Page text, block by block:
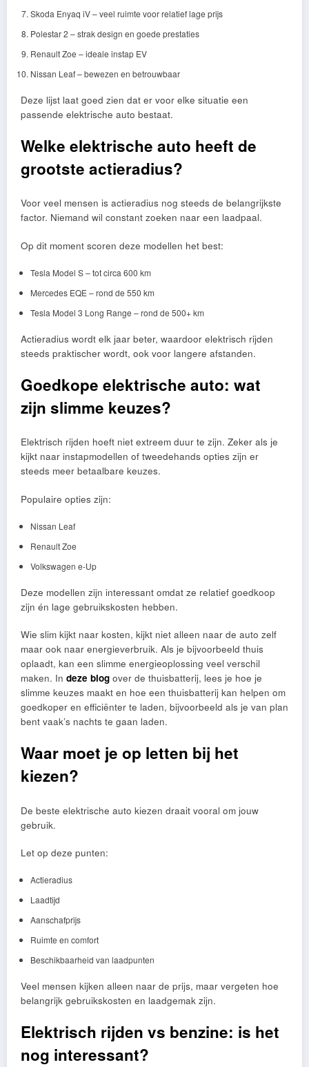
Skoda Enyaq iV – veel ruimte voor relatief lage prijs
Polestar 2 – strak design en goede prestaties
Renault Zoe – ideale instap EV
Nissan Leaf – bewezen en betrouwbaar
Deze lijst laat goed zien dat er voor elke situatie een
passende elektrische auto bestaat.
Welke elektrische auto heeft de
grootste actieradius?
Voor veel mensen is actieradius nog steeds de belangrijkste
factor. Niemand wil constant zoeken naar een laadpaal.
Op dit moment scoren deze modellen het best:
Tesla Model S – tot circa 600 km
Mercedes EQE – rond de 550 km
Tesla Model 3 Long Range – rond de 500+ km
Actieradius wordt elk jaar beter, waardoor elektrisch rijden
steeds praktischer wordt, ook voor langere afstanden.
Goedkope elektrische auto: wat
zijn slimme keuzes?
Elektrisch rijden hoeft niet extreem duur te zijn. Zeker als je
kijkt naar instapmodellen of tweedehands opties zijn er
steeds meer betaalbare keuzes.
Populaire opties zijn:
Nissan Leaf
Renault Zoe
Volkswagen e-Up
Deze modellen zijn interessant omdat ze relatief goedkoop
zijn én lage gebruikskosten hebben.
Wie slim kijkt naar kosten, kijkt niet alleen naar de auto zelf
maar ook naar energieverbruik. Als je bijvoorbeeld thuis
oplaadt, kan een slimme energieoplossing veel verschil
maken. In deze blog over de thuisbatterij, lees je hoe je
slimme keuzes maakt en hoe een thuisbatterij kan helpen om
goedkoper en efficiënter te laden, bijvoorbeeld als je van plan
bent vaak’s nachts te gaan laden.
Waar moet je op letten bij het
kiezen?
De beste elektrische auto kiezen draait vooral om jouw
gebruik.
Let op deze punten:
Actieradius
Laadtijd
Aanschafprijs
Ruimte en comfort
Beschikbaarheid van laadpunten
Veel mensen kijken alleen naar de prijs, maar vergeten hoe
belangrijk gebruikskosten en laadgemak zijn.
Elektrisch rijden vs benzine: is het
nog interessant?